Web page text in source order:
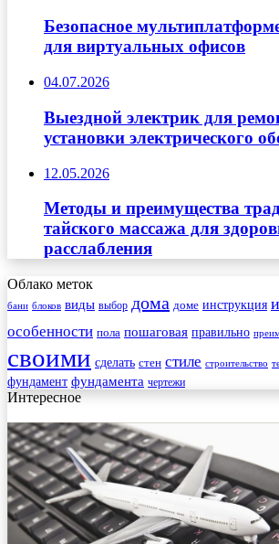
Безопасное
для виртуальных офисов
04.07.2026
Выездной электрик для
установки электрического
12.05.2026
Методы и преимущества
тайского массажа для
расслабления
Облако меток
бани блоков виды выбор дома доме инструкция
особенности пола пошаговая правильно
своими сделать стен стиле строительство
фундамент фундамента чертежи
Интересное